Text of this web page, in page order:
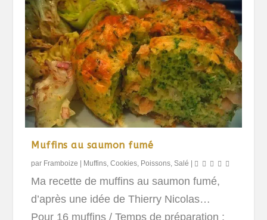
Muffins au saumon fumé
par Framboize Muffins, Cookies, Poissons,Salé
Ma recette de muffins au saumon fumé,
d’après une idée de Thierry Nicolas…
Pour 16 muffins / Temps de préparation :